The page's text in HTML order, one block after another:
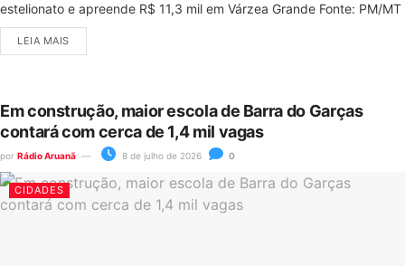
estelionato e apreende R$ 11,3 mil em Várzea Grande Fonte: PM/MT
LEIA MAIS
Em construção, maior escola de Barra do Garças
contará com cerca de 1,4 mil vagas
por Rádio Aruanã 8 de julho de 2026 0
CIDADES